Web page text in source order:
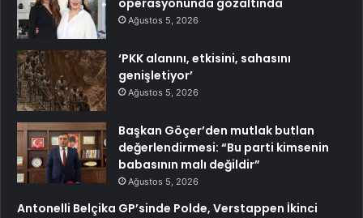
operasyonunda gözaltında
Ağustos 5, 2026
‘PKK alanını, etkisini, sahasını
genişletiyor’
Ağustos 5, 2026
Başkan Göçer’den mutlak butlan
değerlendirmesi: “Bu parti kimsenin
babasının malı değildir”
Ağustos 5, 2026
Antonelli Belçika GP’sinde Polde, Verstappen İkinci